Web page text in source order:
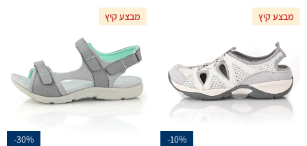
מבצע קיץ
-10%
מבצע קיץ
-30%